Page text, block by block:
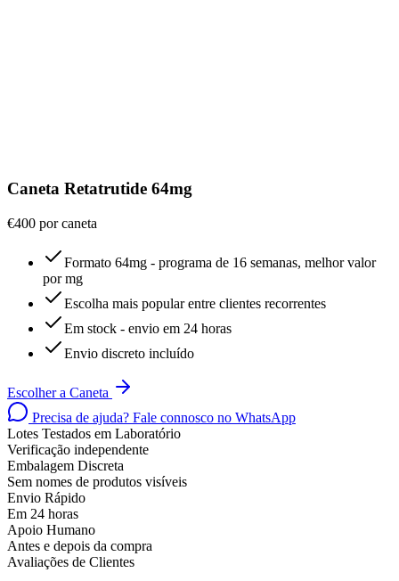
Caneta Retatrutide 64mg
€400 por caneta
Formato 64mg - programa de 16 semanas, melhor valor
por mg
Escolha mais popular entre clientes recorrentes
Em stock - envio em 24 horas
Envio discreto incluído
Escolher a Caneta
Precisa de ajuda? Fale connosco no WhatsApp
Lotes Testados em Laboratório
Verificação independente
Embalagem Discreta
Sem nomes de produtos visíveis
Envio Rápido
Em 24 horas
Apoio Humano
Antes e depois da compra
Avaliações de Clientes